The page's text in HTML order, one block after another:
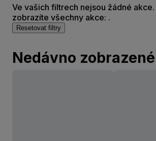
Ve vašich filtrech nejsou žádné
zobrazíte všechny akce: .
Resetovat filtry
Nedávno zobrazené